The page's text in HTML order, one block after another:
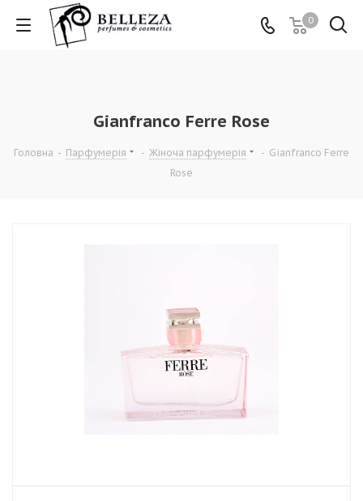
0
Gianfranco Ferre Rose
Головна - Парфумерія - Жіноча парфумерія - Gianfranco Ferre
Rose